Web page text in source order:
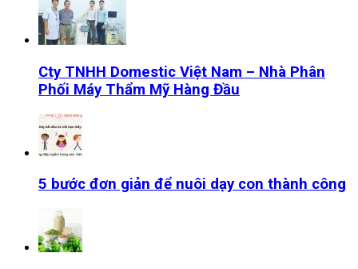
Cty TNHH Domestic Việt Nam – Nhà Phân
Phối Máy Thẩm Mỹ Hàng Đầu
5 bước đơn giản để nuôi dạy con thành công